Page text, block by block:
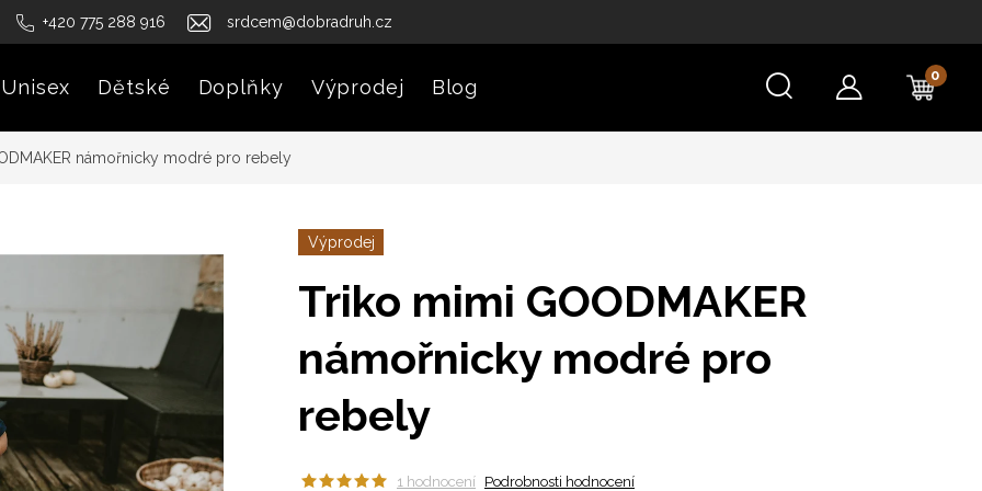
+420 775 288 916 srdcem@dobradruh.cz
Unisex Dětské Doplňky Výprodej Blog
námořnicky modré pro rebely
Výprodej
Triko mimi GOODMAKER
námořnicky modré pro
rebely
1 hodnocení Podrobnosti hodnocení